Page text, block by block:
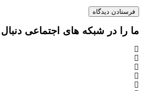
ما را در شبکه های اجتماعی دنبال